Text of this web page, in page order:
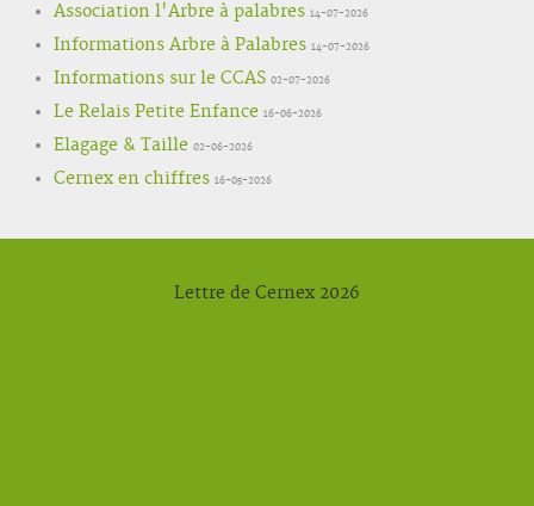
Association l'Arbre à palabres 14-07-2026
Informations Arbre à Palabres 14-07-2026
Informations sur le CCAS 02-07-2026
Le Relais Petite Enfance 16-06-2026
Elagage & Taille 02-06-2026
Cernex en chiffres 16-05-2026
Lettre de Cernex 2026